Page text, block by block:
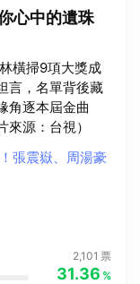
心中的遺珠
橫掃9項大獎成
言，名單背後藏
角逐本屆金曲
源：台視）
張震嶽、周湯豪
2,101 票
31.36 %